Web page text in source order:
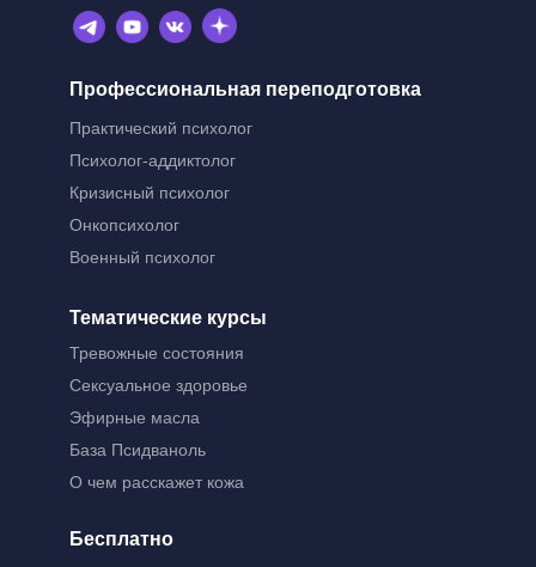
Профессиональная переподготовка
Практический психолог
Кризисный психолог
Психолог-аддиктолог
Бесплатно
Тревожные состояния
Тематические курсы
Сексуальное здоровье
Эфирные масла
База Псидваноль
О чем расскажет кожа
Онкопсихолог
Военный психолог